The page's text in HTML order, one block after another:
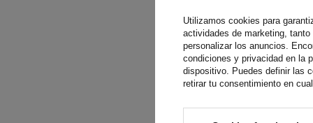
Forros de fricción AL-KO
AKS3004
pequeñas cantidades
Utilizamos cookies para
actividades de marketing,
personalizar los anuncios.
condiciones y privacidad en la
dispositivo. Puedes definir las
retirar tu consentimiento en